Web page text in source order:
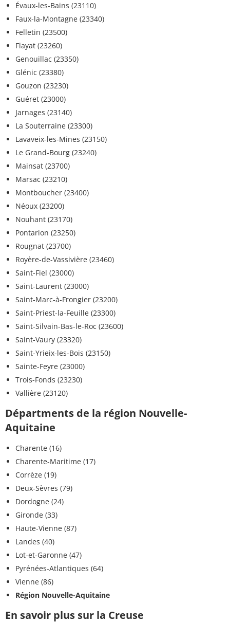
Évaux-les-Bains (23110)
Faux-la-Montagne (23340)
Felletin (23500)
Flayat (23260)
Genouillac (23350)
Glénic (23380)
Gouzon (23230)
Guéret (23000)
Jarnages (23140)
La Souterraine (23300)
Lavaveix-les-Mines (23150)
Le Grand-Bourg (23240)
Mainsat (23700)
Marsac (23210)
Montboucher (23400)
Néoux (23200)
Nouhant (23170)
Pontarion (23250)
Rougnat (23700)
Royère-de-Vassivière (23460)
Saint-Fiel (23000)
Saint-Laurent (23000)
Saint-Marc-à-Frongier (23200)
Saint-Priest-la-Feuille (23300)
Saint-Silvain-Bas-le-Roc (23600)
Saint-Vaury (23320)
Saint-Yrieix-les-Bois (23150)
Sainte-Feyre (23000)
Trois-Fonds (23230)
Vallière (23120)
Départments de la région Nouvelle-
Aquitaine
Charente (16)
Charente-Maritime (17)
Corrèze (19)
Deux-Sèvres (79)
Dordogne (24)
Gironde (33)
Haute-Vienne (87)
Landes (40)
Lot-et-Garonne (47)
Pyrénées-Atlantiques (64)
Vienne (86)
Région Nouvelle-Aquitaine
En savoir plus sur la Creuse